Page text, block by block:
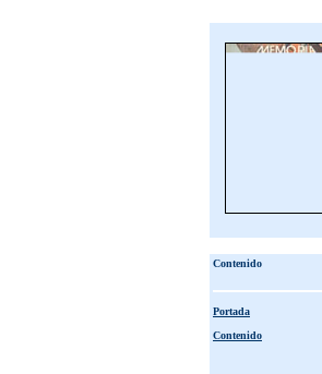
Contenido
Portada
Contenido